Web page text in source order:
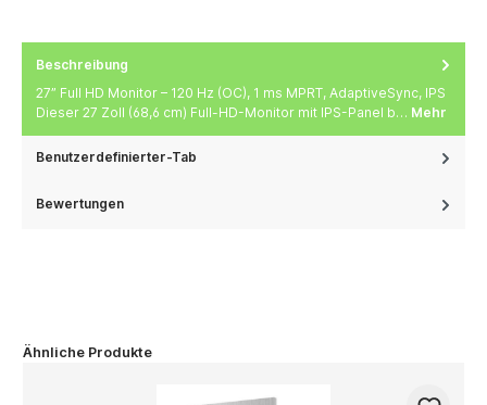
Beschreibung
27” Full HD Monitor – 120 Hz (OC), 1 ms MPRT, AdaptiveSync, IPS
Dieser 27 Zoll (68,6 cm) Full-HD-Monitor mit IPS-Panel b… Mehr
Benutzerdefinierter-Tab
Bewertungen
Ähnliche Produkte